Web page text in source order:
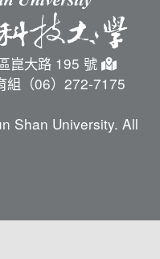
崑大路 195 號
組（06）272-7175
Shan University. All